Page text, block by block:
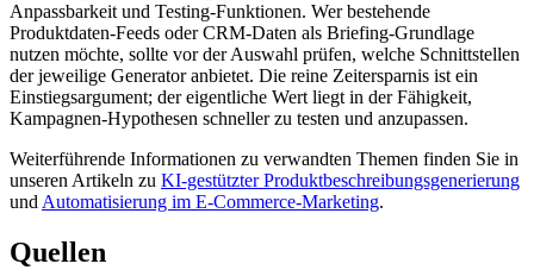
Anpassbarkeit und Testing-Funktionen. Wer bestehende
Produktdaten-Feeds oder CRM-Daten als Briefing-Grundlage
nutzen möchte, sollte vor der Auswahl prüfen, welche Schnittstellen
der jeweilige Generator anbietet. Die reine Zeitersparnis ist ein
Einstiegsargument; der eigentliche Wert liegt in der Fähigkeit,
Kampagnen-Hypothesen schneller zu testen und anzupassen.
Weiterführende Informationen zu verwandten Themen finden Sie in
unseren Artikeln zu KI-gestützter Produktbeschreibungsgenerierung
und Automatisierung im E-Commerce-Marketing.
Quellen